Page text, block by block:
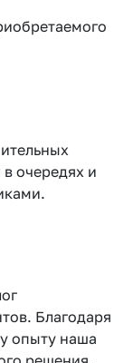
очередях и
Благодаря
опыту наша